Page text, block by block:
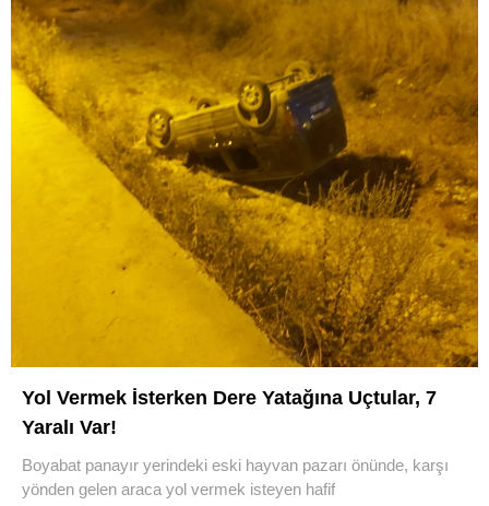
Yol Vermek İsterken Dere Yatağına Uçtular, 7
Yaralı Var!
Boyabat panayır yerindeki eski hayvan pazarı önünde, karşı
yönden gelen araca yol vermek isteyen hafif